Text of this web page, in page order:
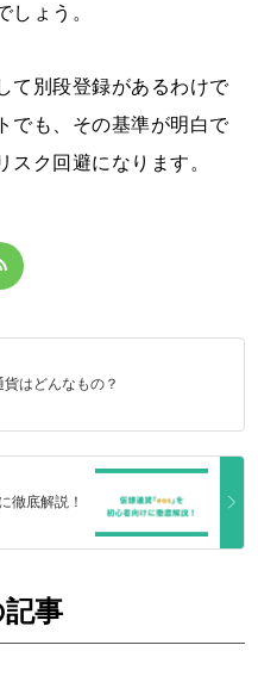
しょう。
て別段登録があるわけで
でも、その基準が明白で
スク回避になります。
はどんなもの？
徹底解説！
事